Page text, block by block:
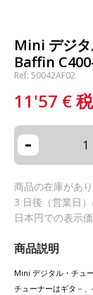
Mini デジタ
Baffin
Ref: 50042AF02
11'57 €
-
商品の在庫があ
3 日後（営業日）
日本円での表示
商品説明
Mini デジタル・チュ
チューナーはギタ－